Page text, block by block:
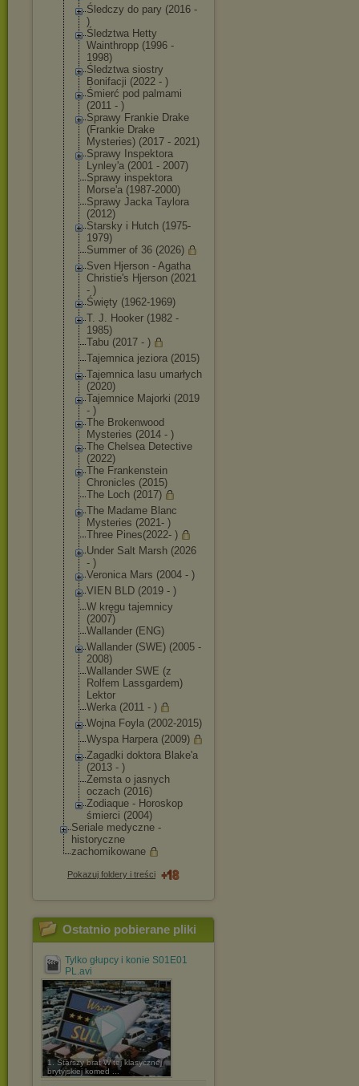
Śledczy do pary (2016 -
)
Śledztwa Hetty
Wainthropp (1996 -
1998)
Śledztwa siostry
Bonifacji (2022 - )
Śmierć pod palmami
(2011 - )
Sprawy Frankie Drake
(Frankie Drake
Mysteries) (2017 - 2021)
Sprawy Inspektora
Lynley'a (2001 - 2007)
Sprawy inspektora
Morse'a (1987-2000)
Sprawy Jacka Taylora
(2012)
Starsky i Hutch (1975-
1979)
Summer of 36 (2026)
Sven Hjerson - Agatha
Christie's Hjerson (2021
- )
Święty (1962-1969)
T. J. Hooker (1982 -
1985)
Tabu (2017 - )
Tajemnica jeziora (2015)
Tajemnica lasu umarłych
(2020)
Tajemnice Majorki (2019
- )
The Brokenwood
Mysteries (2014 - )
The Chelsea Detective
(2022)
The Frankenstein
Chronicles (2015)
The Loch (2017)
The Madame Blanc
Mysteries (2021- )
Three Pines(2022- )
Under Salt Marsh (2026
- )
Veronica Mars (2004 - )
VIEN BLD (2019 - )
W kręgu tajemnicy
(2007)
Wallander (ENG)
Wallander (SWE) (2005 -
2008)
Wallander SWE (z
Rolfem Lassgardem)
Lektor
Werka (2011 - )
Wojna Foyla (2002-2015)
Wyspa Harpera (2009)
Zagadki doktora Blake'a
(2013 - )
Zemsta o jasnych
oczach (2016)
Zodiaque - Horoskop
śmierci (2004)
Seriale medyczne -
historyczne
zachomikowane
Pokazuj foldery i treści
Ostatnio pobierane pliki
Tylko głupcy i konie S01E01
PL.avi
1. Starszy brat W tej klasycznej
brytyjskiej komed ...